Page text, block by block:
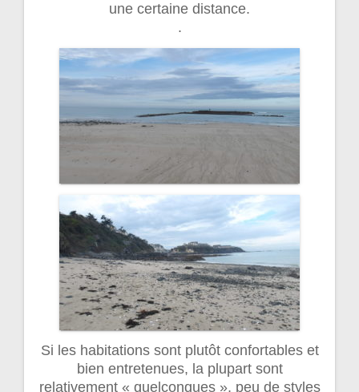
une certaine distance.
.
Si les habitations sont plutôt confortables et
bien entretenues, la plupart sont
relativement « quelconques », peu de styles